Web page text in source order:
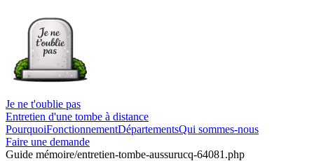
Je ne t'oublie pas
Entretien d'une tombe à distance
PourquoiFonctionnementDépartementsQui sommes-nous
Faire une demande
Guide mémoire/entretien-tombe-aussurucq-64081.php